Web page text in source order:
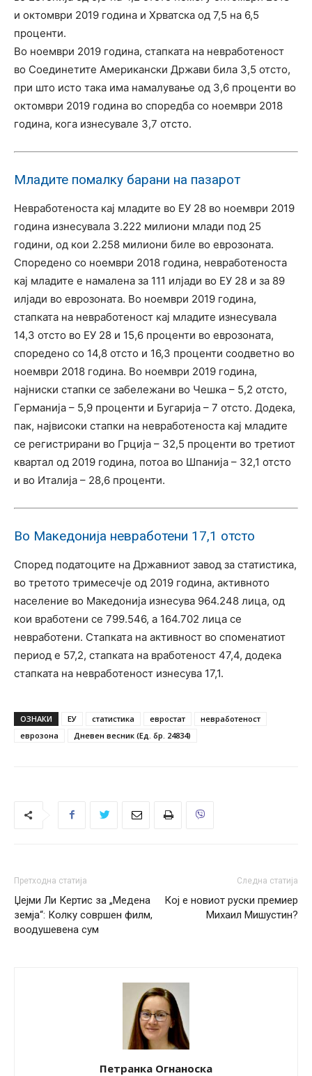
и октомври 2019 година и Хрватска од 7,5 на 6,5
проценти.
Во ноември 2019 година, стапката на невработеност
во Соединетите Американски Држави била 3,5 отсто,
при што исто така има намалување од 3,6 проценти во
октомври 2019 година во споредба со ноември 2018
година, кога изнесувале 3,7 отсто.
Младите помалку барани на пазарот
Невработеноста кај младите во ЕУ 28 во ноември 2019
година изнесувала 3.222 милиони млади под 25
години, од кои 2.258 милиони биле во еврозоната.
Споредено со ноември 2018 година, невработеноста
кај младите е намалена за 111 илјади во ЕУ 28 и за 89
илјади во еврозоната. Во ноември 2019 година,
стапката на невработеност кај младите изнесувала
14,3 отсто во ЕУ 28 и 15,6 проценти во еврозоната,
споредено со 14,8 отсто и 16,3 проценти соодветно во
ноември 2018 година. Во ноември 2019 година,
најниски стапки се забележани во Чешка – 5,2 отсто,
Германија – 5,9 проценти и Бугарија – 7 отсто. Додека,
пак, највисоки стапки на невработеноста кај младите
се регистрирани во Грција – 32,5 проценти во третиот
квартал од 2019 година, потоа во Шпанија – 32,1 отсто
и во Италија – 28,6 проценти.
Во Македонија невработени 17,1 отсто
Според податоците на Државниот завод за статистика,
во третото тримесечје од 2019 година, активното
население во Македонија изнесува 964.248 лица, од
кои вработени се 799.546, а 164.702 лица се
невработени. Стапката на активност во споменатиот
период е 57,2, стапката на вработеност 47,4, додека
стапката на невработеност изнесува 17,1.
ОЗНАКИ ЕУ статистика евростат
невработеност
еврозона
Дневен весник (Ед. бр. 24834)
Претходна статија
Џејми Ли Кертис за „Медена
земја“: Колку совршен филм,
воодушевена сум
Следна статија
Кој е новиот руски премиер
Михаил Мишустин?
Петранка Огнаноска